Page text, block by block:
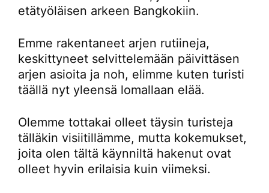
etätyöläisen arkeen Bangkokiin.
Emme rakentaneet arjen rutiineja,
keskittyneet selvittelemään päivittäsen
arjen asioita ja noh, elimme kuten turisti
täällä nyt yleensä lomallaan elää.
Olemme tottakai olleet täysin turisteja
tälläkin visiitillämme, mutta kokemukset,
joita olen tältä käynniltä hakenut ovat
olleet hyvin erilaisia kuin viimeksi.